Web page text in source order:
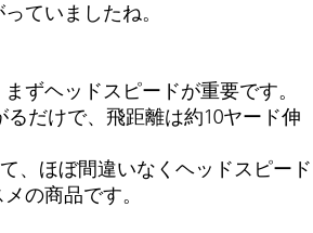
ていましたね。
ずヘッドスピードが重要です。
だけで、飛距離は約10ヤード伸
、ほぼ間違いなくヘッドスピード
の商品です。